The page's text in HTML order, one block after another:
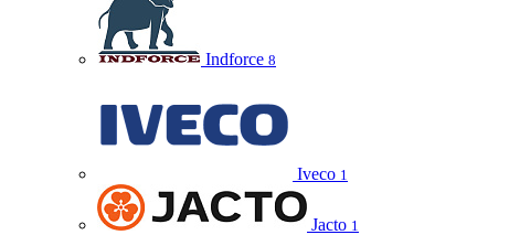
Indforce 8
Iveco 1
Jacto 1